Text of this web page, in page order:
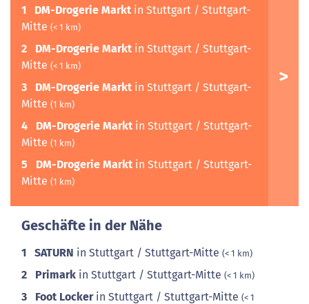
1 DM-Drogerie Markt in Stuttgart / Stuttgart-
Mitte (< 1 km)
2 DM-Drogerie Markt in Stuttgart / Stuttgart-
Mitte (< 1 km)
3 DM-Drogerie Markt in Stuttgart / Stuttgart-
Mitte (1 km)
4 DM-Drogerie Markt in Stuttgart / Stuttgart-
Mitte (1 km)
5 DM-Drogerie Markt in Stuttgart / Stuttgart-
Mitte (1 km)
Geschäfte in der Nähe
1 SATURN in Stuttgart / Stuttgart-Mitte (< 1 km)
2 Primark in Stuttgart / Stuttgart-Mitte (< 1 km)
3 Foot Lockerin Stuttgart / Stuttgart-Mitte (< 1